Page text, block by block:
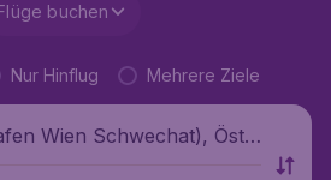
buchen
Nur Hinflug Mehrere Ziele
Wien Schwechat), Öste